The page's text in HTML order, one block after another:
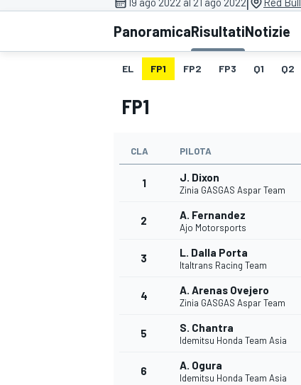
MOTOGP WEC
PanoramicaRisultatiNotizie
EL FP1 FP2 FP3 Q1 Q2
FP1
CLA PILOTA
1 J. Dixon
Zinia GASGAS Aspar Team
2 A. Fernandez
Ajo Motorsports
3 L. Dalla Porta
Italtrans Racing Team
4 A. Arenas Ovejero
Zinia GASGAS Aspar Team
5 S. Chantra
Idemitsu Honda Team Asia
6 A. Ogura
Idemitsu Honda Team Asia